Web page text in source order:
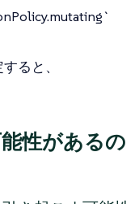
ると、
性があるの